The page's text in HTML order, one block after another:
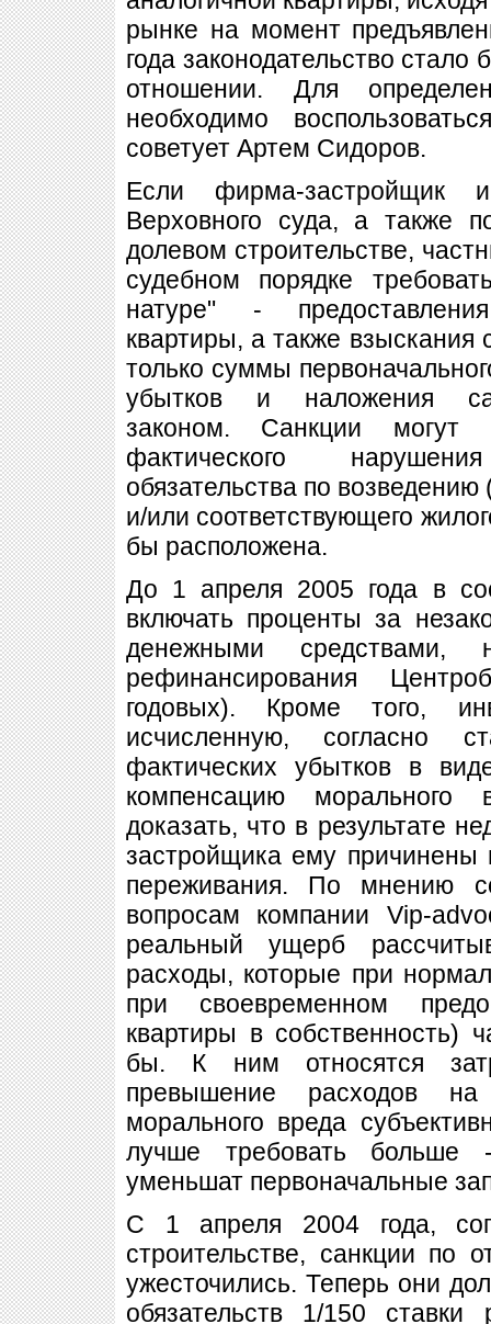
рынке на момент
года законодательство
отношении. Для
необходимо
советует Артем Сидоров.
Если фирма-застройщик
Верховного суда, а также
долевом строительстве,
судебном порядке
натуре" -
квартиры, а также
только суммы
убытков и наложения
законом. Санкции могут
фактического
обязательства по
и/или соответствующего
бы расположена.
До 1 апреля 2005 года в
включать проценты за
денежными средствами,
рефинансирования
годовых). Кроме того,
исчисленную, согласно
фактических убытков в
компенсацию
доказать, что в результате
застройщика ему причинены
переживания. По мнению
вопросам компании Vip-
реальный ущерб
расходы, которые при
при своевременном
квартиры в собственность)
бы. К ним относятся
превышение расходов
морального вреда
лучше требовать больше
уменьшат первоначальные
С 1 апреля 2004 года,
строительстве, санкции по
ужесточились. Теперь они
обязательств 1/150